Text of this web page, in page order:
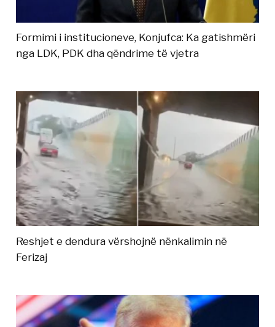
Formimi i institucioneve, Konjufca: Ka gatishmëri
nga LDK, PDK dha qëndrime të vjetra
Reshjet e dendura vërshojnë nënkalimin në
Ferizaj